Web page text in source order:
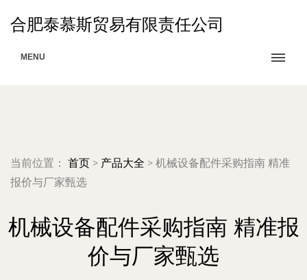
合肥泰慕斯贸易有限责任公司
MENU
当前位置： 首页 > 产品大全 > 机械设备配件采购指南 精准
报价与厂家甄选
机械设备配件采购指南 精准报
价与厂家甄选